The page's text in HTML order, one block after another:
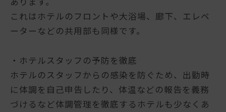
これはホテルのフロントや大浴場、廊下、エレベ
ーターなどの共用部も同様です。
・ホテルスタッフの予防を徹底
ホテルのスタッフからの感染を防ぐため、出勤時
に体調を自己申告したり、体温などの報告を義務
づけるなど体調管理を徹底するホテルも少なくあ